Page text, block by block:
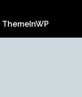
ThemeInWP